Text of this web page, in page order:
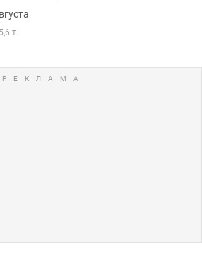
5,6 т.